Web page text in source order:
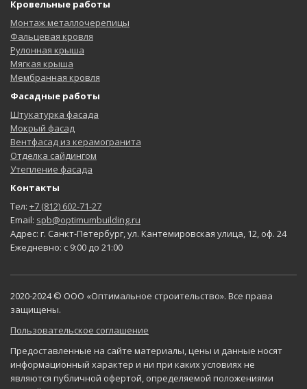
Кровельные работы
Монтаж металлочерепицы
Фальцевая кровля
Рулонная крыша
Мягкая крыша
Мембранная кровля
Фасадные работы
Штукатурка фасада
Мокрый фасад
Вентфасад из керамогранита
Отделка сайдингом
Утепление фасада
Контакты
Тел: +7 (812) 602-71-27
Email: spb@optimumbuilding.ru
Адрес: г. Санкт-Петербург, ул. Кантемировская улица, 12, оф. 24
Ежедневно: с 9:00 до 21:00
2020-2024 © ООО «Оптимальное строительство». Все права
защищены.
Пользовательское соглашение
Предоставленные на сайте материалы, цены и данные носят
информационный характер и ни при каких условиях не
являются публичной офертой, определяемой положениями